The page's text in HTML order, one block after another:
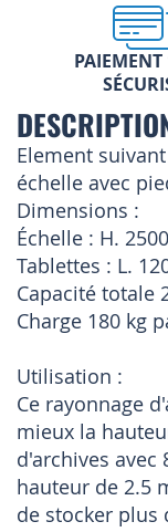
Element
échelle avec
Dimensions :
Échelle : H.
Tablettes : L.
Capacité totale
Charge 180 kg
Utilisation :
Ce rayonnage
mieux la
d'archives avec
hauteur de 2.5
de stocker plus